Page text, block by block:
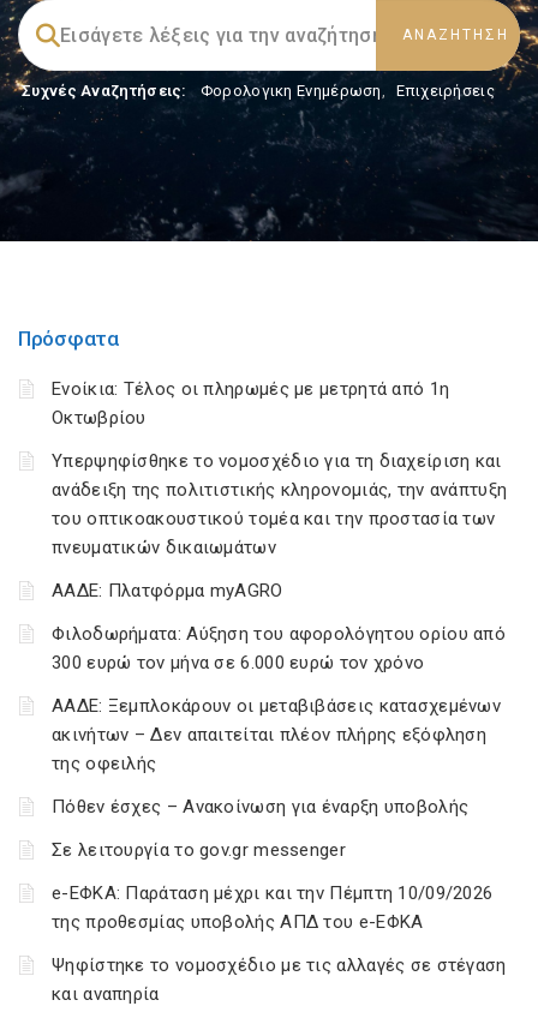
Συχνές Αναζητήσεις: Φορολογικη Ενημέρωση, Επιχειρήσεις
Πρόσφατα
Ενοίκια: Τέλος οι πληρωμές με μετρητά από 1η
Οκτωβρίου
Υπερψηφίσθηκε το νομοσχέδιο για τη διαχείριση και
ανάδειξη της πολιτιστικής κληρονομιάς, την ανάπτυξη
του οπτικοακουστικού τομέα και την προστασία των
πνευματικών δικαιωμάτων
ΑΑΔΕ: Πλατφόρμα myAGRO
Φιλοδωρήματα: Αύξηση του αφορολόγητου ορίου από
300 ευρώ τον μήνα σε 6.000 ευρώ τον χρόνο
ΑΑΔΕ: Ξεμπλοκάρουν οι μεταβιβάσεις κατασχεμένων
ακινήτων – Δεν απαιτείται πλέον πλήρης εξόφληση
της οφειλής
Πόθεν έσχες – Ανακοίνωση για έναρξη υποβολής
Σε λειτουργία το gov.gr messenger
e-ΕΦΚΑ: Παράταση μέχρι και την Πέμπτη 10/09/2026
της προθεσμίας υποβολής ΑΠΔ του e-ΕΦΚΑ
Ψηφίστηκε το νομοσχέδιο με τις αλλαγές σε στέγαση
και αναπηρία